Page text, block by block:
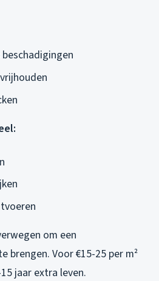
om een
brengen. Voor €15-25 per m²
jaar extra leven.